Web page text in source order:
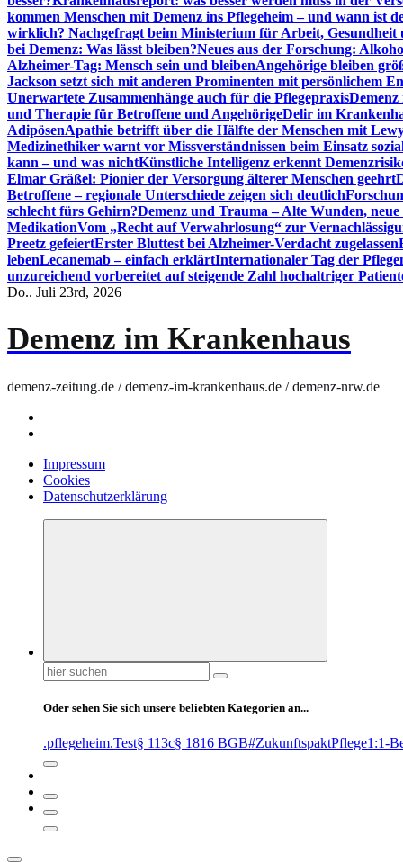
kommen Menschen mit Demenz ins Pflegeheim – und wann ist
wirklich? Nachgefragt beim Ministerium für Arbeit, Gesundheit
bei Demenz: Was lässt bleiben?Neues aus der Forschung:
Alzheimer-Tag: Mensch sein und bleibenAngehörige bleiben
Jackson setzt sich mit anderen Prominenten mit persönlichem
Unerwartete Zusammenhänge auch für die Pflegepraxis
und Therapie für Betroffene und AngehörigeDelir im
AdipösenApathie betrifft über die Hälfte der Menschen mit
Medizinethiker warnt vor Missverständnissen beim Einsatz
kann – und was nichtKünstliche Intelligenz erkennt
Elmar Gräßel: Pionier der Versorgung älterer Menschen geehrt
Betroffene – regionale Unterschiede zeigen sich deutlich
schlecht fürs Gehirn?Demenz und Trauma – Alte Wunden,
MedikationVom „Recht auf Verwahrlosung“ zur
Preetz gefeiertErster Bluttest bei Alzheimer-Verdacht zugelassen
lebenLecanemab – einfach erklärtInternationaler Tag der
unzureichend vorbereitet auf steigende Zahl hochaltriger
Do.. Juli 23rd, 2026
Demenz im Krankenhaus
demenz-zeitung.de / demenz-im-krankenhaus.de / demenz-nrw.de
Impressum
Cookies
Datenschutzerklärung
Suchen
nach:
Oder sehen Sie sich unsere beliebten Kategorien an...
.pflegeheim.Test§ 113c§ 1816 BGB#ZukunftspaktPflege1:1-